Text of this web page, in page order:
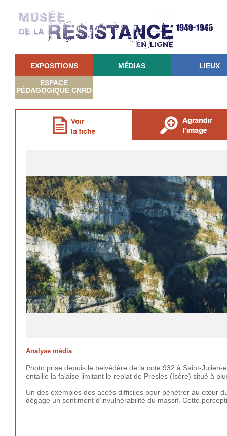
EXPOSITIONS MÉDIAS LIEUX
ESPACE
PÉDAGOGIQUE CNRD
Analyse média
Photo prise depuis le belvédère de la cote 932 à Saint-
entaille la falaise limitant le replat de Presles (Isère) situé à
Un des exemples des accès difficiles pour pénétrer au cœur
dégage un sentiment d’invulnérabilité du massif. Cette